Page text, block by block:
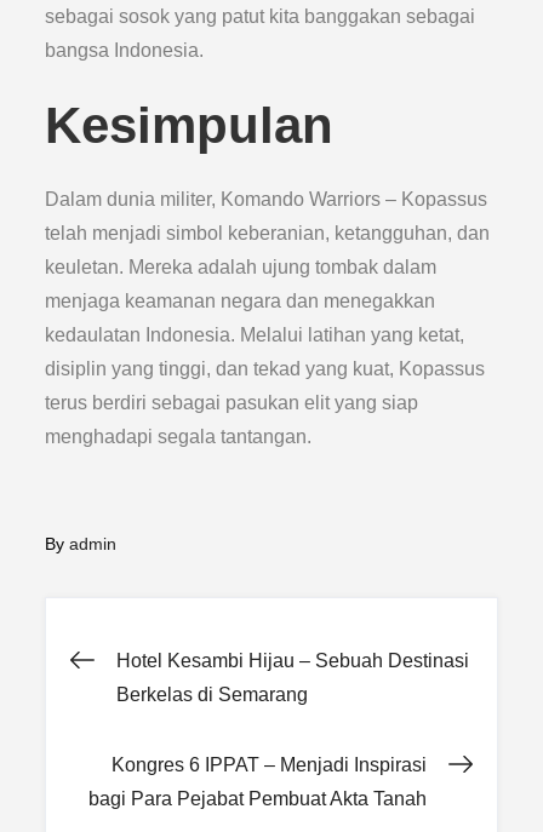
sebagai sosok yang patut kita banggakan sebagai
bangsa Indonesia.
Kesimpulan
Dalam dunia militer, Komando Warriors – Kopassus
telah menjadi simbol keberanian, ketangguhan, dan
keuletan. Mereka adalah ujung tombak dalam
menjaga keamanan negara dan menegakkan
kedaulatan Indonesia. Melalui latihan yang ketat,
disiplin yang tinggi, dan tekad yang kuat, Kopassus
terus berdiri sebagai pasukan elit yang siap
menghadapi segala tantangan.
Byadmin
Post
Hotel Kesambi Hijau – Sebuah Destinasi
Berkelas di Semarang
Kongres 6 IPPAT – Menjadi Inspirasi
bagi Para Pejabat Pembuat Akta Tanah